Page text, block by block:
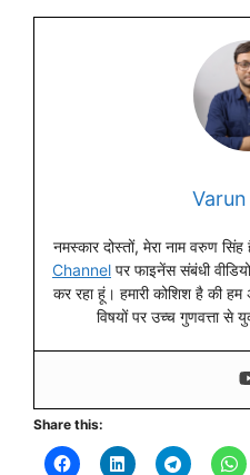
नमस्कार दोस्तों, मेरा नाम वरुण
Channel पर फाइनेंस संबंधी
कर रहा हूं। हमारी कोशिश है की
विषयों पर उच्च गुणवत्ता से
Share this: